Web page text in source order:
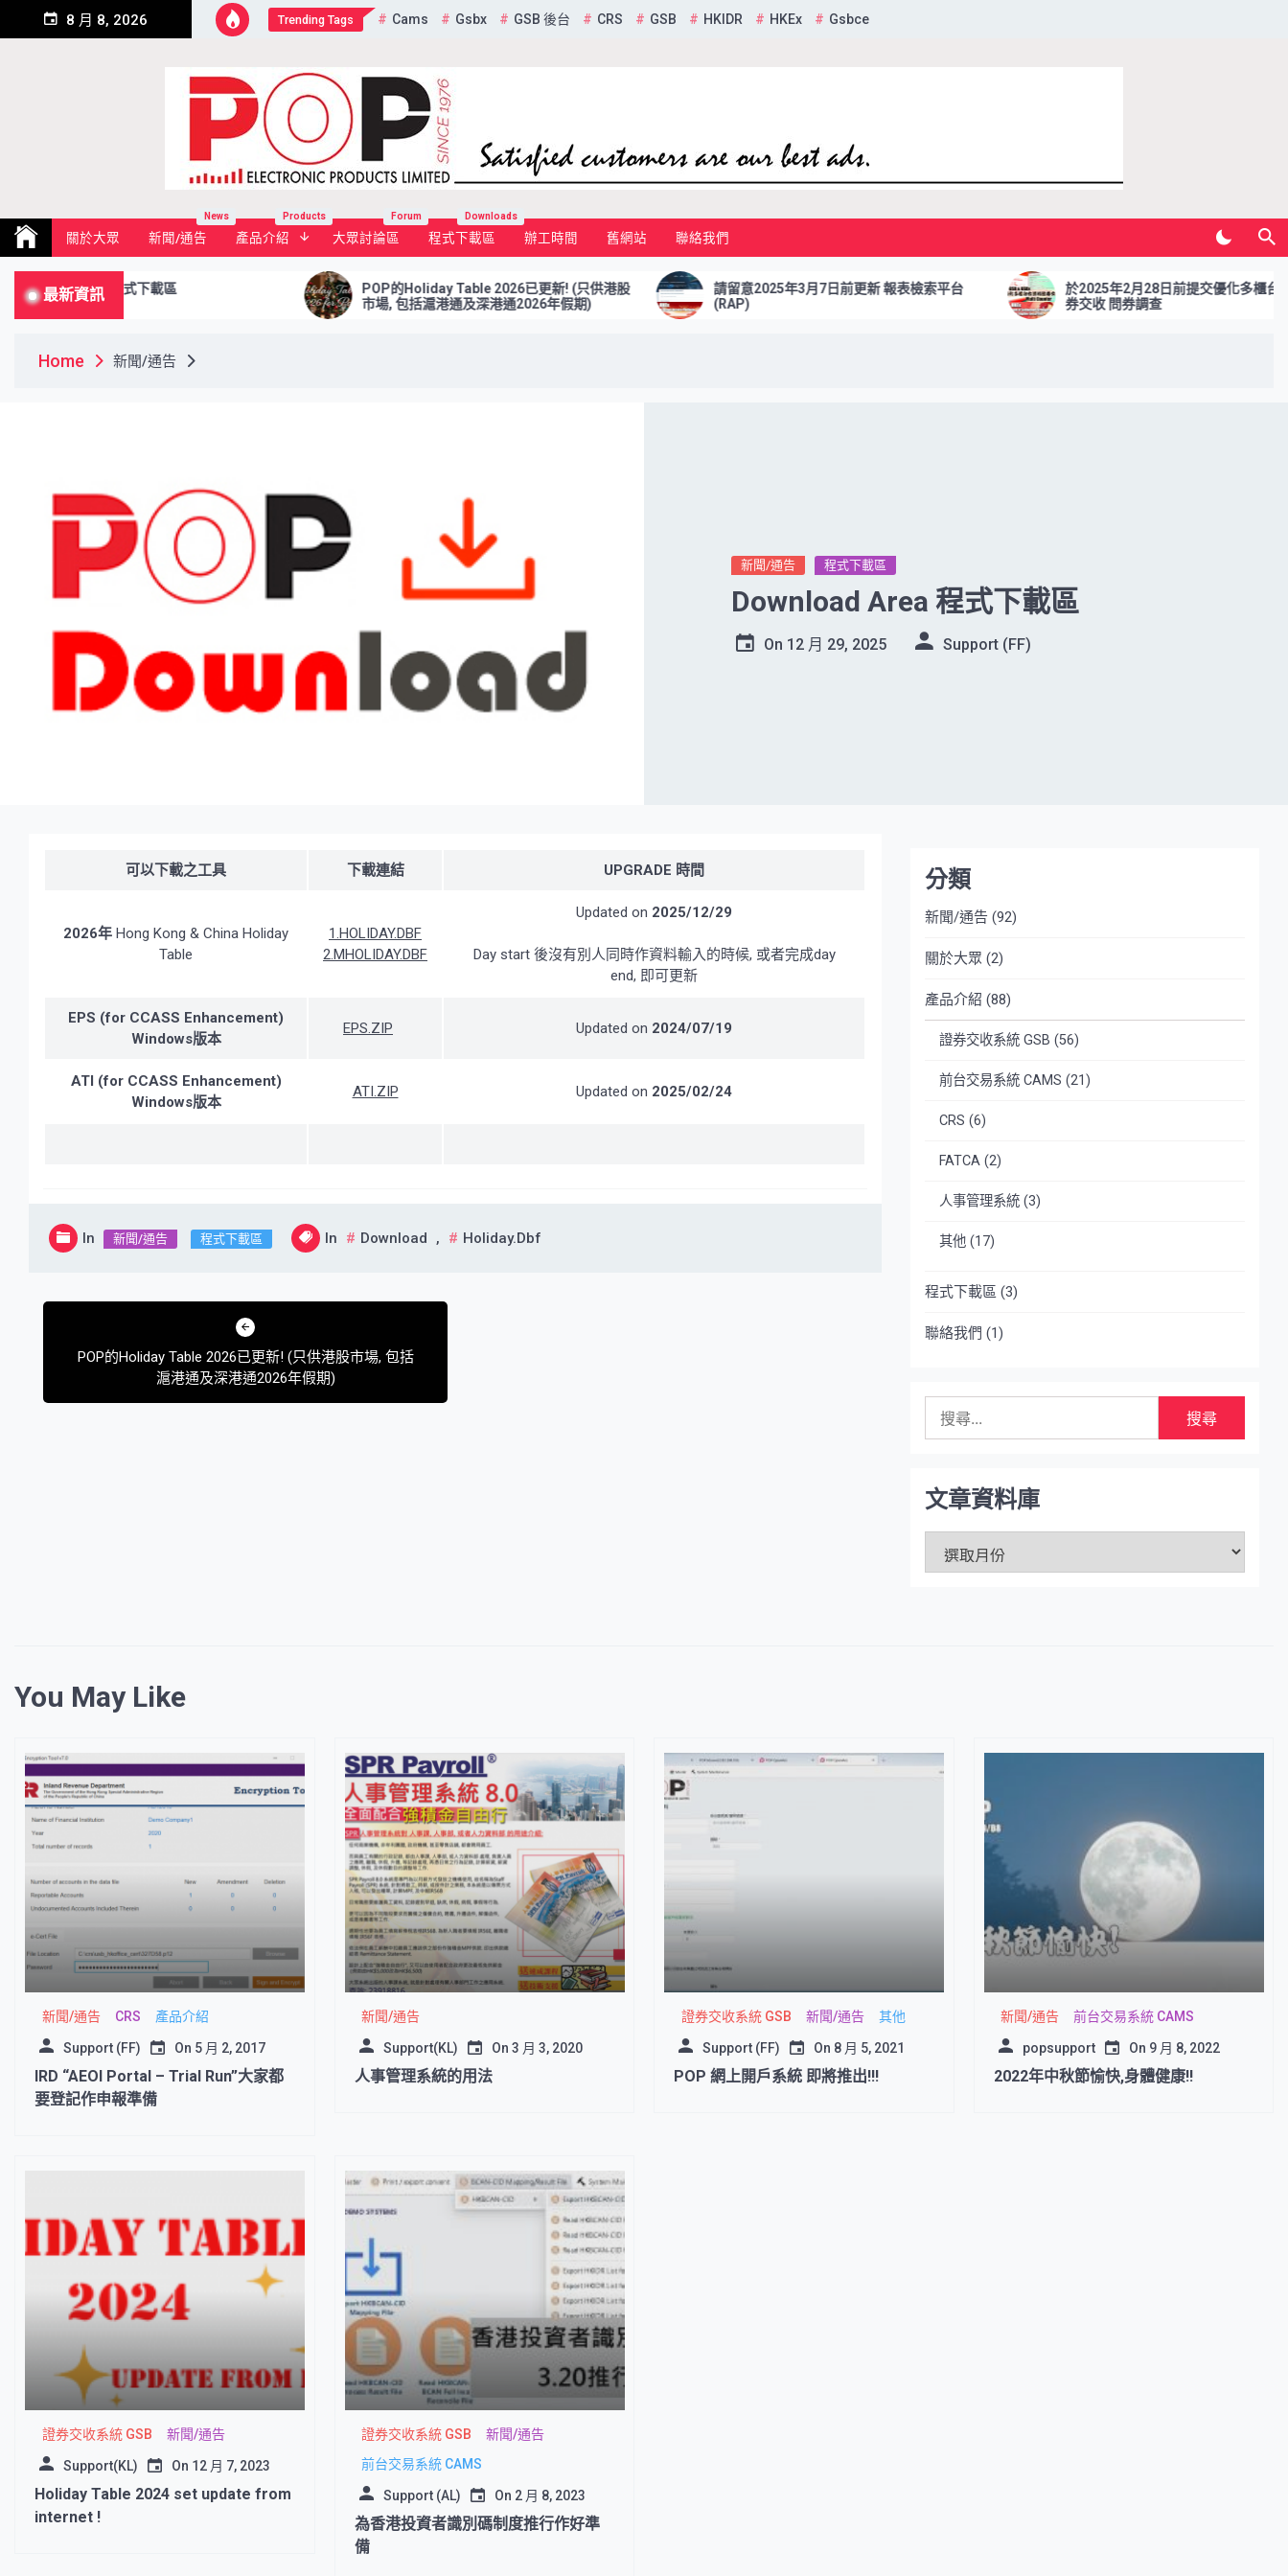
8 月 8, 2026 Trending Tags Cams Gsbx GSB 後台 CRS GSB HKIDR HKEx Gsbce
Pop Electronic Products Limited
關於大眾 新聞/通告
News
產品介紹
Products
大眾討論區
Forum
程式下載區
Downloads
辦工時間 舊網站 聯絡我們
最新資訊
程式下載區
POP的Holiday Table 2026已更新! (只供港股
市場, 包括滬港通及深港通2026年假期)
請留意2025年3月7日前更新 報表檢索平台
(RAP)
於2025年2月28日前提交優化多櫃台合資格證
券交收 問券調查
Home 新聞/通告
新聞/通告 程式下載區
Download Area 程式下載區
On 12 月 29, 2025 Support (FF)
可以下載之工具 下載連結 UPGRADE 時間
2026年 Hong Kong & China Holiday
Table
1.HOLIDAY.DBF
2.MHOLIDAY.DBF
Updated on 2025/12/29
Day start 後沒有別人同時作資料輸入的時候, 或者完成day
end, 即可更新
EPS (for CCASS Enhancement)
Windows版本
EPS.ZIP Updated on 2024/07/19
ATI (for CCASS Enhancement)
Windows版本
ATI.ZIP Updated on 2025/02/24
In 新聞/通告 程式下載區 In Download , Holiday.dbf
文
覽
POP的Holiday Table 2026已更新! (只供港股市場, 包括
滬港通及深港通2026年假期)
分類
新聞/通告 (92)
關於大眾 (2)
產品介紹 (88)
證券交收系統 GSB (56)
前台交易系統 CAMS (21)
CRS (6)
FATCA(2)
人事管理系統(3)
其他(17)
程式下載區 (3)
聯絡我們 (1)
字:
文章資料庫
資
You May Like
新聞/通告 CRS 產品介紹
Support (FF) On 5 月 2, 2017
IRD “AEOI Portal – Trial Run”大家都
要登記作申報準備
新聞/通告
Support(KL) On 3 月 3, 2020
人事管理系統的用法
證券交收系統 GSB 新聞/通告 其他
Support (FF) On 8 月 5, 2021
POP 網上開戶系統 即將推出!!!
新聞/通告 前台交易系統 CAMS
popsupport On 9 月 8, 2022
2022年中秋節愉快,身體健康!!
證券交收系統 GSB 新聞/通告
Support(KL) On 12 月 7, 2023
Holiday Table 2024 set update from
internet !
證券交收系統 GSB
新聞/通告
前台交易系統 CAMS
Support (AL) On 2 月 8, 2023
為香港投資者識別碼制度推行作好準
備